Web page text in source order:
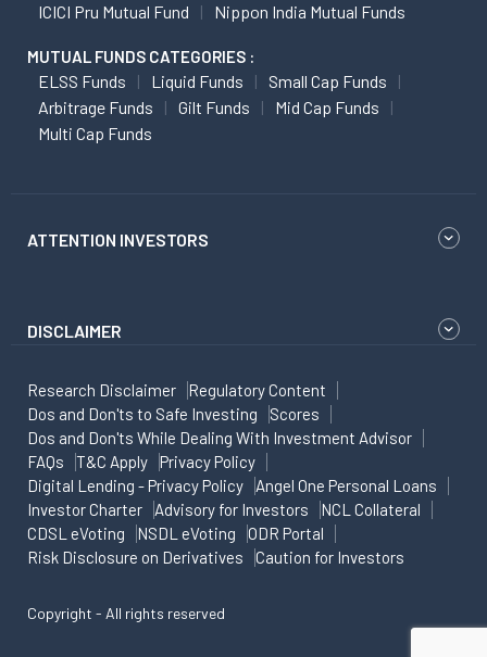
ICICI Pru Mutual Fund
Nippon India Mutual Funds
MUTUAL FUNDS CATEGORIES :
ELSS Funds Liquid Funds
Small Cap Funds
Arbitrage Funds
Gilt Funds
Mid Cap Funds
Multi Cap Funds
ATTENTION INVESTORS
DISCLAIMER
Research Disclaimer
Regulatory Content
Dos and Don'ts to Safe Investing
Scores
Dos and Don'ts While Dealing With Investment Advisor
FAQs
T&C Apply
Privacy Policy
Digital Lending - Privacy Policy
Angel One Personal Loans
Investor Charter
Advisory for Investors
NCL Collateral
CDSL eVoting
NSDL eVoting
ODR Portal
Risk Disclosure on Derivatives
Caution for Investors
Copyright - All rights reserved